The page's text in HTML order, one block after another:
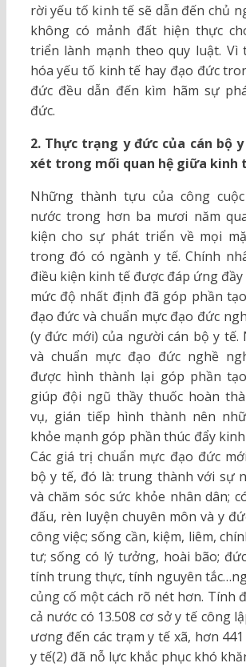
rời yếu tố kinh tế sẽ dẫn đến chủ
không có mảnh đất hiện thực
triển lành mạnh theo quy luật. Vì
hóa yếu tố kinh tế hay đạo đức
đức đều dẫn đến kìm hãm sự
đức.
2. Thực trạng y đức của cán bộ
xét trong mối quan hệ giữa kinh
Những thành tựu của công
nước trong hơn ba mươi năm
kiện cho sự phát triển về mọi
trong đó có ngành y tế. Chính
điều kiện kinh tế được đáp ứng
mức độ nhất định đã góp phần
đạo đức và chuẩn mực đạo đức
(y đức mới) của người cán bộ y
và chuẩn mực đạo đức nghề
được hình thành lại góp phần
giúp đội ngũ thầy thuốc hoàn
vụ, gián tiếp hình thành nên
khỏe mạnh góp phần thúc đẩy
Các giá trị chuẩn mực đạo đức
bộ y tế, đó là: trung thành với sự
và chăm sóc sức khỏe nhân dân;
đấu, rèn luyện chuyên môn và y
công việc; sống cần, kiệm, liêm,
tư; sống có lý tưởng, hoài bão;
tính trung thực, tính nguyên
củng cố một cách rõ nét hơn. Tính
cả nước có 13.508 cơ sở y tế công
ương đến các trạm y tế xã, hơn
y tế(2) đã nỗ lực khắc phục khó